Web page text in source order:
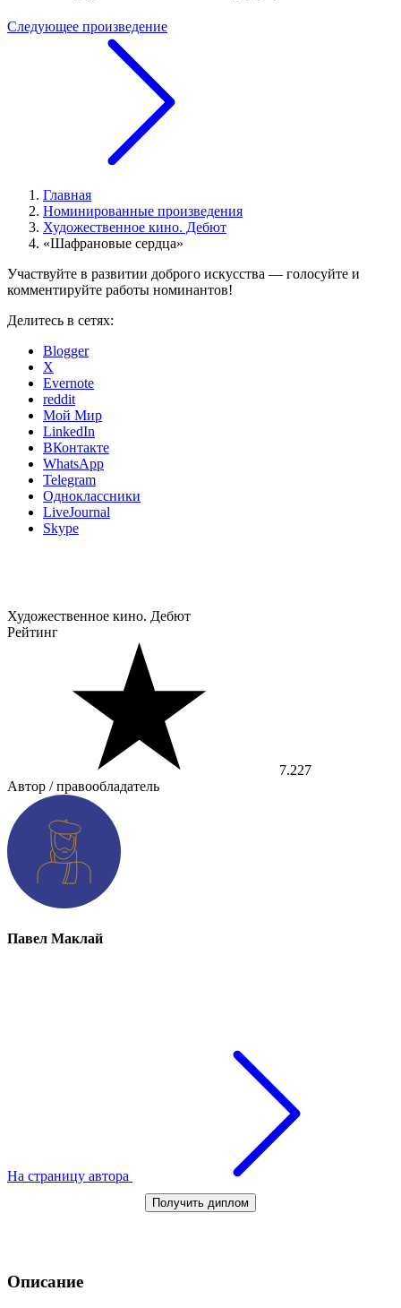
Следующее произведение
Главная
Номинированные произведения
Художественное кино. Дебют
«Шафрановые сердца»
Участвуйте в развитии доброго искусства — голосуйте и
комментируйте работы номинантов!
Делитесь в сетях:
Blogger
X
Evernote
reddit
Мой Мир
LinkedIn
ВКонтакте
WhatsApp
Telegram
Одноклассники
LiveJournal
Skype
Художественное кино. Дебют
Рейтинг
7.227
Автор / правообладатель
Павел Маклай
На страницу автора
Получить диплом
Описание